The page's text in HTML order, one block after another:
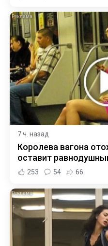
7 ч. назад
Королева вагона
оставит
253 54 66